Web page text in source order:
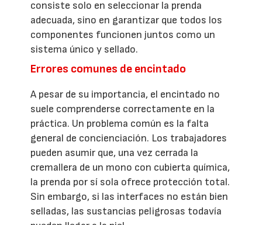
consiste solo en seleccionar la prenda
adecuada, sino en garantizar que todos los
componentes funcionen juntos como un
sistema único y sellado.
Errores comunes de encintado
A pesar de su importancia, el encintado no
suele comprenderse correctamente en la
práctica. Un problema común es la falta
general de concienciación. Los trabajadores
pueden asumir que, una vez cerrada la
cremallera de un mono con cubierta química,
la prenda por sí sola ofrece protección total.
Sin embargo, si las interfaces no están bien
selladas, las sustancias peligrosas todavía